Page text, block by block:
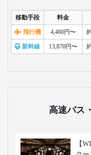
移動手段 料金
飛行機 4,460円〜
新幹線 13,870円〜
高速バス
【